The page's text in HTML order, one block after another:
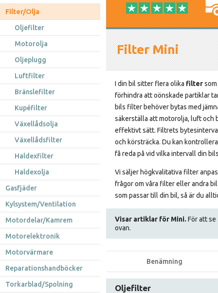
Filter/Olja
Oljefilter
Motorolja
Oljeplugg
Luftfilter
Bränslefilter
Kupéfilter
Växellådsolja
Växellådsfilter
Haldexfilter
Haldexolja
Gasfjäder
Kylsystem/Ventilation
Motordelar/Kamrem
Motorelektronik
Motorvärmare
Reparationshandböcker
Torkarblad/Spolning
Filter Mini
I din bil sitter flera olika filter
förhindra att oönskade partiklar
bils filter behöver bytas med
säkerställa att motorolja, luft och
effektivt sätt. Filtrets
och körsträcka. Du kan
få reda på vid vilka intervall din
Vi säljer högkvalitativa filter
frågor om våra filter eller andra
som passar till din bil, så är du
Visar artiklar för Mini. För att
ovan.
Benämning
Oljefilter